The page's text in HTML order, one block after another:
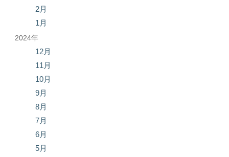
2月
1月
2024年
12月
11月
10月
9月
8月
7月
6月
5月